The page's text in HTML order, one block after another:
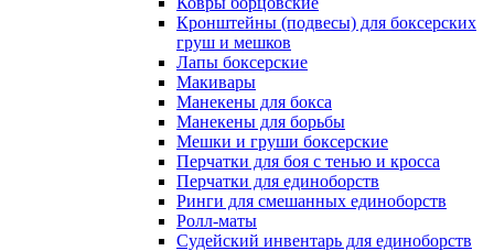
Кронштейны (подвесы) для боксерских
груш и мешков
Лапы боксерские
Макивары
Манекены для бокса
Манекены для борьбы
Мешки и груши боксерские
Перчатки для боя с тенью и кросса
Перчатки для единоборств
Ринги для смешанных единоборств
Ролл-маты
Судейский инвентарь для единоборств